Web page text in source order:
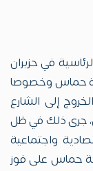
في حزيران
حركة حماس وخصوصا
إلى الشارع
جرى ذلك في ظل
واجتماعية
حماس على فوز